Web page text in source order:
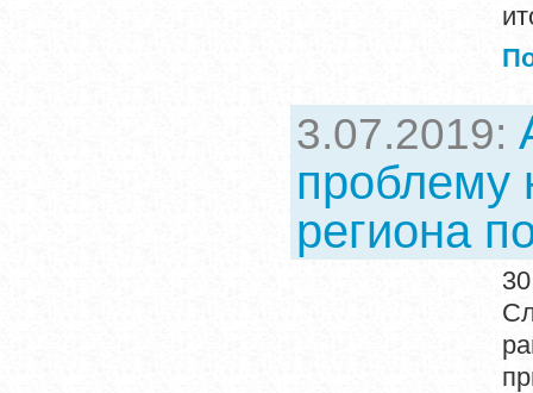
3.07.2019:
проблему
региона